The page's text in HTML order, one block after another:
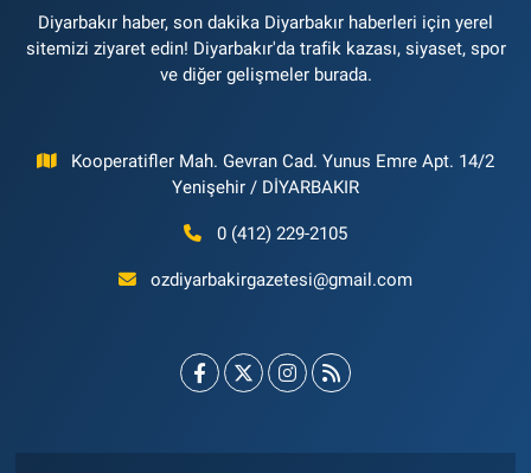
Diyarbakır haber, son dakika Diyarbakır haberleri için yerel
sitemizi ziyaret edin! Diyarbakır'da trafik kazası, siyaset, spor
ve diğer gelişmeler burada.
Kooperatifler Mah. Gevran Cad. Yunus Emre Apt. 14/2
Yenişehir / DİYARBAKIR
0 (412) 229-2105
ozdiyarbakirgazetesi@gmail.com